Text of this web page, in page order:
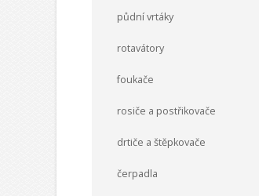
půdní vrtáky
rotavátory
foukače
rosiče a postřikovače
drtiče a štěpkovače
čerpadla